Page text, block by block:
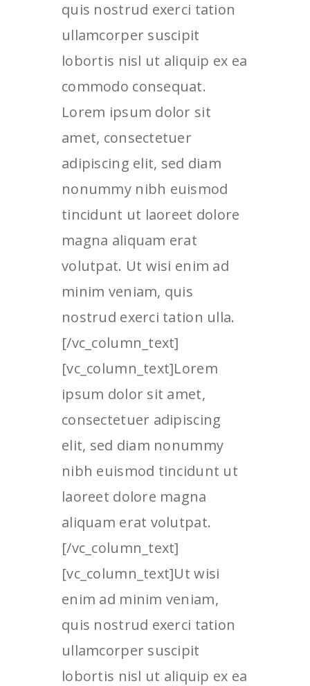
quis nostrud exerci tation
ullamcorper suscipit
lobortis nisl ut aliquip ex ea
commodo consequat.
Lorem ipsum dolor sit
amet, consectetuer
adipiscing elit, sed diam
nonummy nibh euismod
tincidunt ut laoreet dolore
magna aliquam erat
volutpat. Ut wisi enim ad
minim veniam, quis
nostrud exerci tation ulla.
[/vc_column_text]
[vc_column_text]Lorem
ipsum dolor sit amet,
consectetuer adipiscing
elit, sed diam nonummy
nibh euismod tincidunt ut
laoreet dolore magna
aliquam erat volutpat.
[/vc_column_text]
[vc_column_text]Ut wisi
enim ad minim veniam,
quis nostrud exerci tation
ullamcorper suscipit
lobortis nisl ut aliquip ex ea